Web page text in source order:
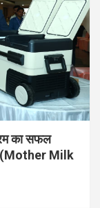
का सफल
(Mother Milk